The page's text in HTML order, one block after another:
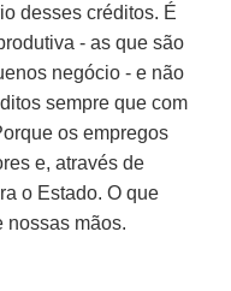
desses créditos. É
- as que são
negócio - e não
sempre que com
os empregos
e, através de
o Estado. O que
nossas mãos.